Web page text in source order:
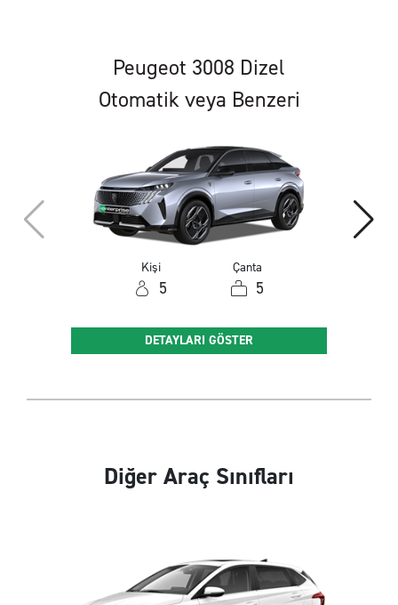
Peugeot 3008 Dizel
Otomatik veya Benzeri
Kişi
5
Çanta
5
DETAYLARI GÖSTER
Diğer Araç Sınıfları